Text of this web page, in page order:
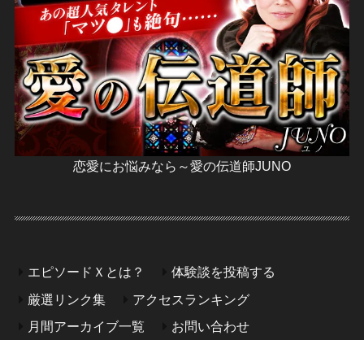
恋愛にお悩みなら～愛の伝道師JUNO
エピソードＸとは？
体験談を投稿する
厳選リンク集
アクセスランキング
月間アーカイブ一覧
お問い合わせ